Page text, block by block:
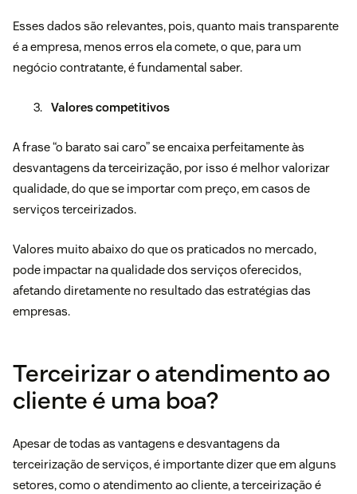
Esses dados são relevantes, pois, quanto mais transparente
é a empresa, menos erros ela comete, o que, para um
negócio contratante, é fundamental saber.
Valores competitivos
A frase “o barato sai caro” se encaixa perfeitamente às
desvantagens da terceirização, por isso é melhor valorizar
qualidade, do que se importar com preço, em casos de
serviços terceirizados.
Valores muito abaixo do que os praticados no mercado,
pode impactar na qualidade dos serviços oferecidos,
afetando diretamente no resultado das estratégias das
empresas.
Terceirizar o atendimento ao
cliente é uma boa?
Apesar de todas as vantagens e desvantagens da
terceirização de serviços, é importante dizer que em alguns
setores, como o atendimento ao cliente, a terceirização é